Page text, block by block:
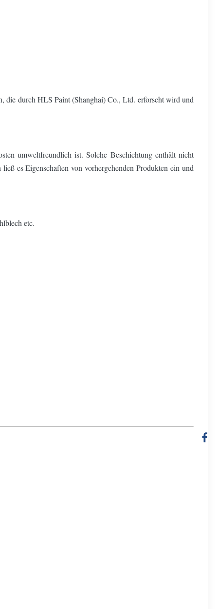
die durch HLS Paint (Shanghai) Co., Ltd. erforscht wird und
umweltfreundlich ist. Solche Beschichtung enthält nicht
es Eigenschaften von vorhergehenden Produkten ein und
etc.